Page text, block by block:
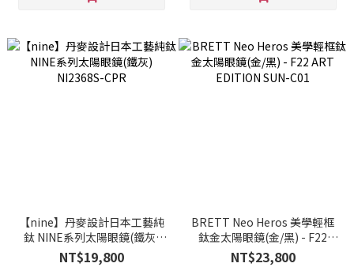
【nine】丹麥設計日本工藝純
鈦 NINE系列太陽眼鏡(鐵灰)
NI2368S-CPR
NT$19,800
BRETT Neo Heros 美學輕框
鈦金太陽眼鏡(金/黑) - F22
ART EDITION SUN-C01
NT$23,800